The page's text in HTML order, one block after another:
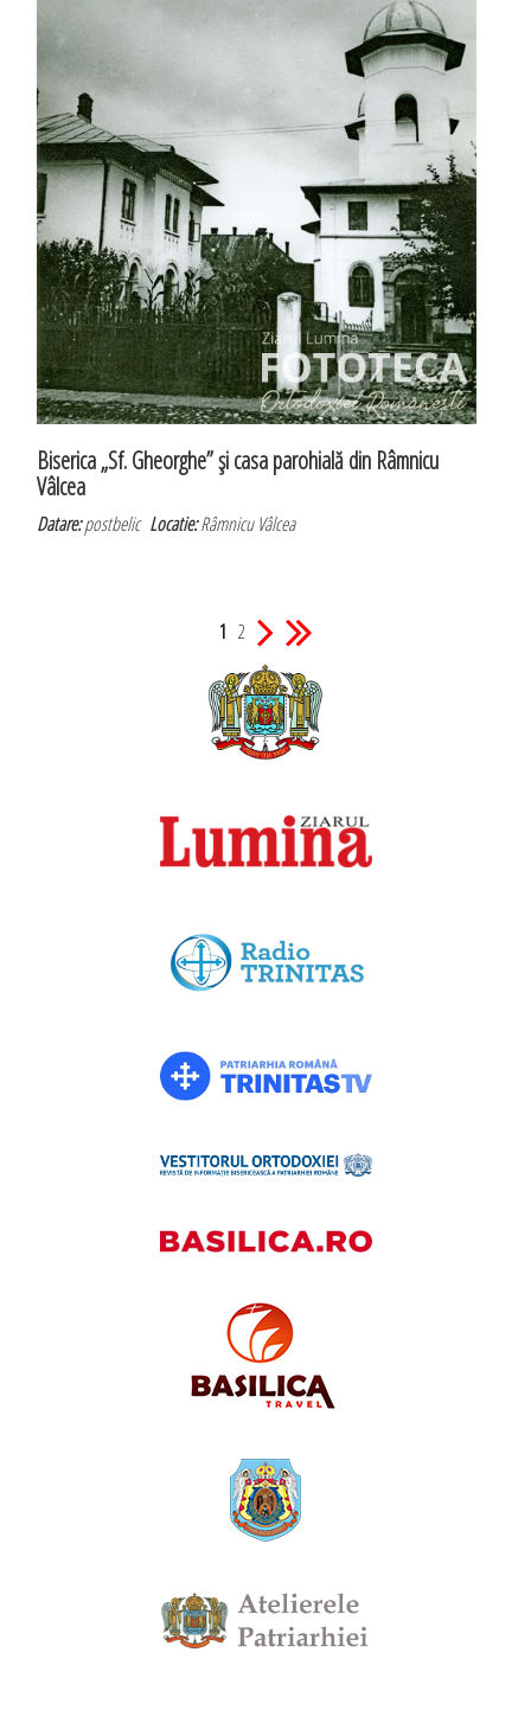
Biserica „Sf. Gheorghe” şi casa parohială din Râmnicu
Vâlcea
Datare:postbelicLocatie:Râmnicu Vâlcea
1 2